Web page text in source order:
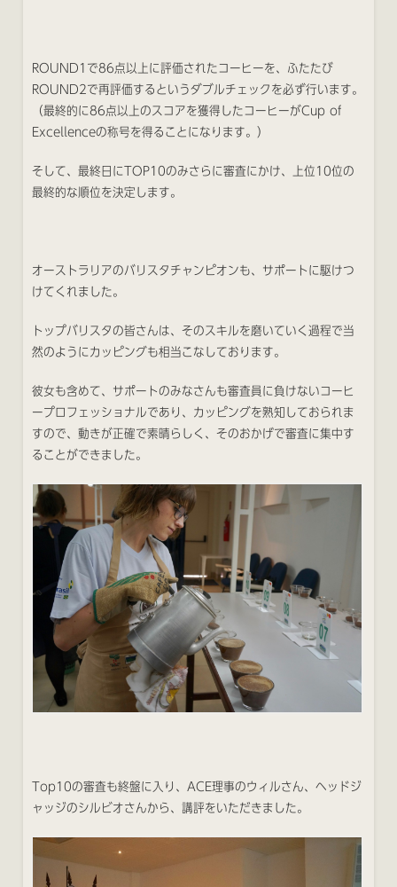
ROUND1で86点以上に評価されたコーヒーを、ふたたび
ROUND2で再評価するというダブルチェックを必ず行います。
（最終的に86点以上のスコアを獲得したコーヒーがCup of
Excellenceの称号を得ることになります。）
そして、最終日にTOP10のみさらに審査にかけ、上位10位の
最終的な順位を決定します。
オーストラリアのバリスタチャンピオンも、サポートに駆けつ
けてくれました。
トップバリスタの皆さんは、そのスキルを磨いていく過程で当
然のようにカッピングも相当こなしております。
彼女も含めて、サポートのみなさんも審査員に負けないコーヒ
ープロフェッショナルであり、カッピングを熟知しておられま
すので、動きが正確で素晴らしく、そのおかげで審査に集中す
ることができました。
Top10の審査も終盤に入り、ACE理事のウィルさん、ヘッドジ
ャッジのシルビオさんから、講評をいただきました。